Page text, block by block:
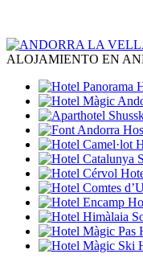
ALOJAMIENTO EN